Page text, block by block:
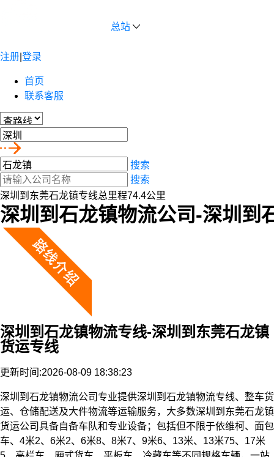
总站
注册 登录
首页
联系客服
搜索
搜索
深圳到东莞石龙镇专线总里程74.4公里
深圳到石龙镇物流公司-深圳到
深圳到石龙镇物流专线-深圳到东莞石龙镇
货运专线
更新时间:2026-08-09 18:38:23
深圳到石龙镇物流公司专业提供深圳到石龙镇物流专线、整车货
运、仓储配送及大件物流等运输服务，大多数深圳到东莞石龙镇
货运公司具备自备车队和专业设备；包括但不限于依维柯、面包
车、4米2、6米2、6米8、8米7、9米6、13米、13米75、17米